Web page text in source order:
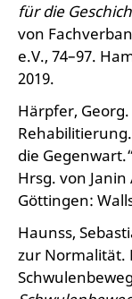
für die
von
e.V., 74–97.
2019.
Härpfer,
die
Hrsg. von Janin
Göttingen:
Haunss,
zur Normalität.